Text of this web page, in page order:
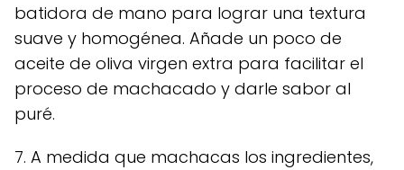
batidora de mano para lograr una textura
suave y homogénea. Añade un poco de
aceite de oliva virgen extra para facilitar el
proceso de machacado y darle sabor al
puré.
7. A medida que machacas los ingredientes,